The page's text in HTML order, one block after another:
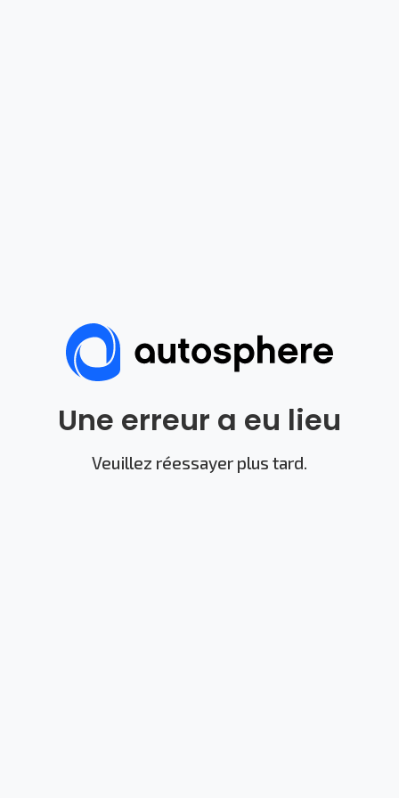
Une erreur a eu lieu
Veuillez réessayer plus tard.